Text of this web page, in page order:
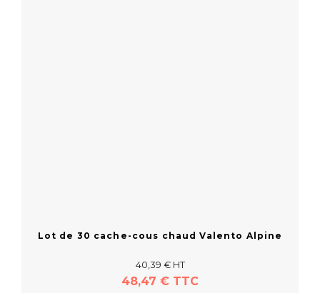
Lot de 30 cache-cous chaud Valento Alpine
40,39 € HT
48,47 € TTC